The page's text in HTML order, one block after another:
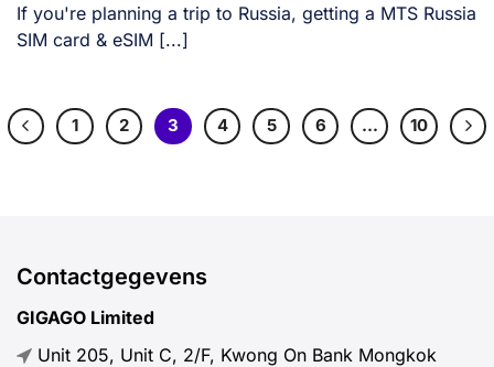
If you're planning a trip to Russia, getting a MTS Russia
SIM card & eSIM [...]
1 2 3 4 5 6 … 10
Contactgegevens
GIGAGO Limited
Unit 205, Unit C, 2/F, Kwong On Bank Mongkok